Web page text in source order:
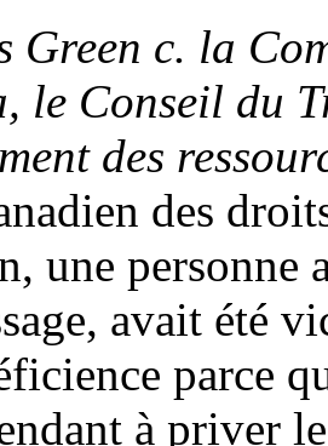
Green c. la
le Conseil du
des
des
une personne
avait été
parce
à priver